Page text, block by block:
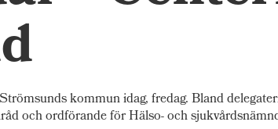
kommun idag, fredag. Bland
och ordförande för Hälso- och